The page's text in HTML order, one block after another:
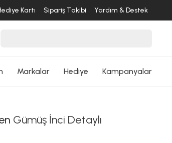
Kartı Sipariş Takibi Yardım & Destek
Markalar Hediye Kampanyalar
Gümüş İnci Detaylı